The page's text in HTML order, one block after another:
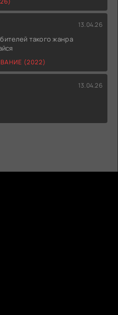
13.04.26
такого жанра
(2022)
13.04.26